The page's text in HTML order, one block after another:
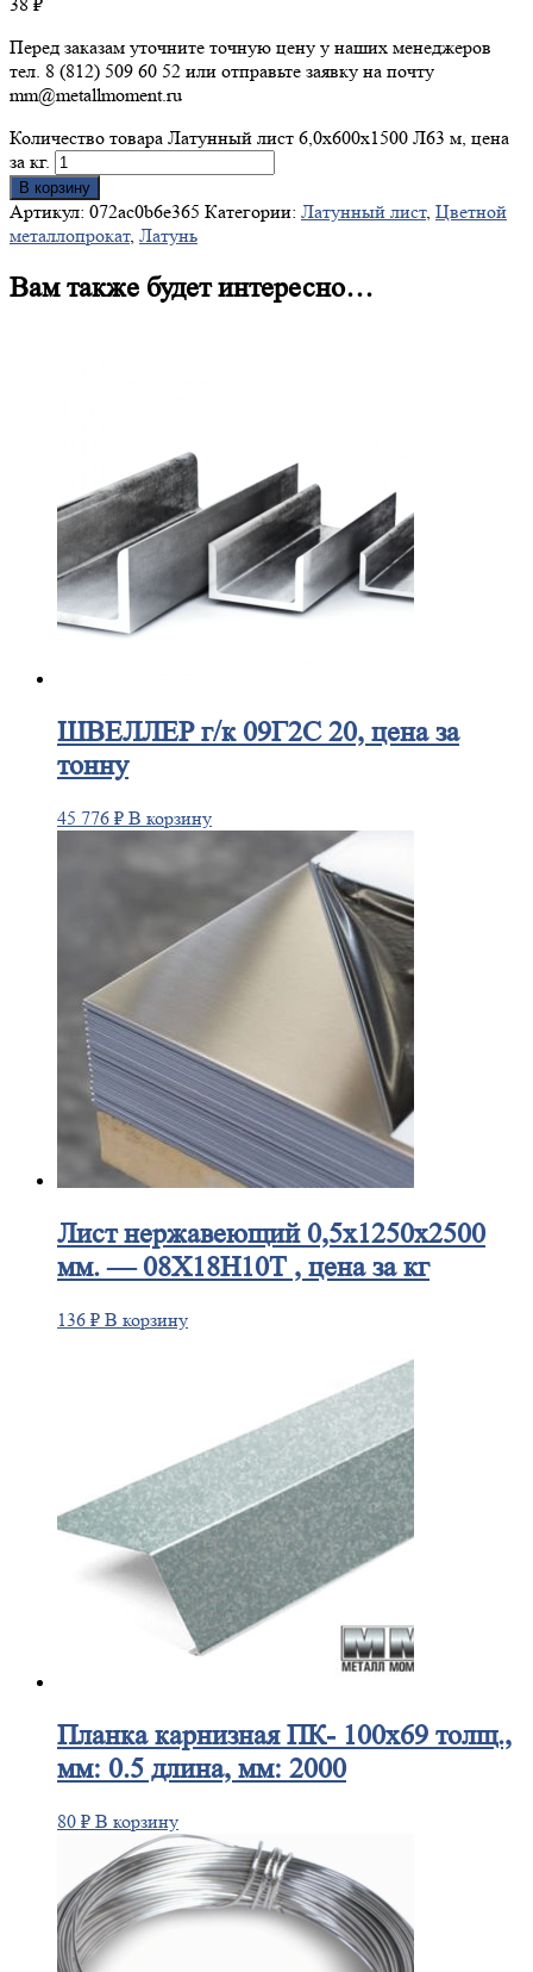
Перед заказам уточните точную цену у наших менеджеров
тел. 8 (812) 509 60 52 или отправьте заявку на почту
mm@metallmoment.ru
Количество товара Латунный лист 6,0х600х1500 Л63 м, цена
за кг.
В корзину
Артикул: 072ac0b6e365 Категории: Латунный лист, Цветной
металлопрокат, Латунь
Вам также будет интересно…
ШВЕЛЛЕРг/к 09Г2С 20, цена за
тонну
45 776 ₽ В корзину
Листнержавеющий 0,5x1250x2500
мм. — 08Х18Н10Т , цена за кг
136 ₽ В корзину
Планкакарнизная ПК- 100х69 толщ.,
мм: 0.5 длина, мм: 2000
80 ₽ В корзину